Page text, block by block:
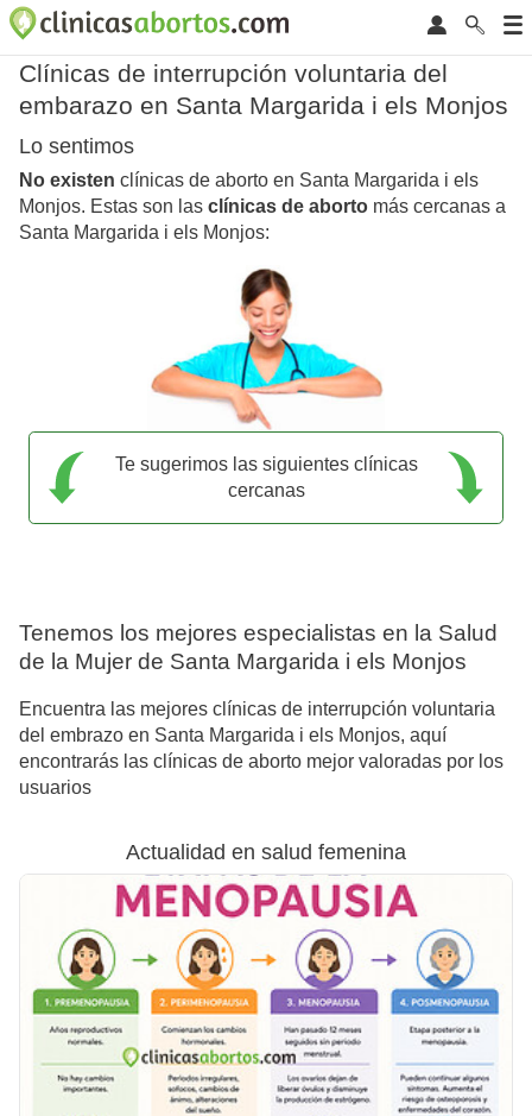
Clínicas de interrupción voluntaria del
embarazo en Santa Margarida i els Monjos
Lo sentimos
No existen clínicas de aborto en Santa Margarida i els
Monjos. Estas son las clínicas de aborto más cercanas a
Santa Margarida i els Monjos:
Te sugerimos las siguientes clínicas
cercanas
Tenemos los mejores especialistas en la Salud
de la Mujer de Santa Margarida i els Monjos
Encuentra las mejores clínicas de interrupción voluntaria
del embrazo en Santa Margarida i els Monjos, aquí
encontrarás las clínicas de aborto mejor valoradas por los
usuarios
Actualidad en salud femenina